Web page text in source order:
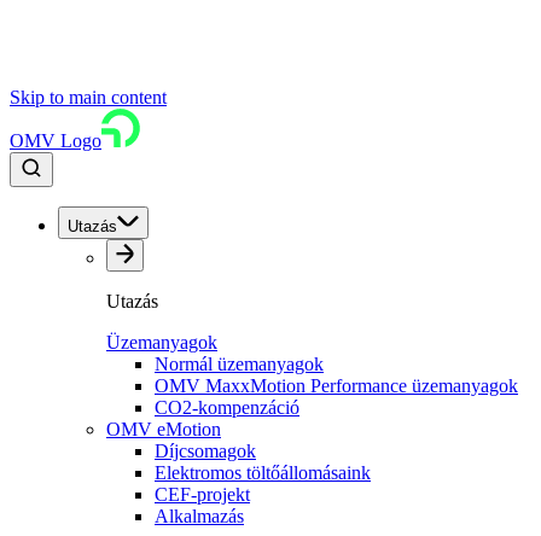
Skip to main content
OMV Logo
Utazás
Utazás
Üzemanyagok
Normál üzemanyagok
OMV MaxxMotion Performance üzemanyagok
CO2-kompenzáció
OMV eMotion
Díjcsomagok
Elektromos töltőállomásaink
CEF-projekt
Alkalmazás